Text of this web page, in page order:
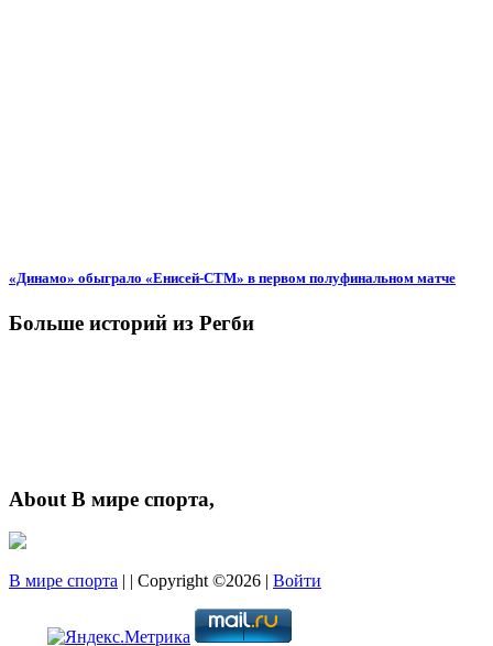
«Динамо» обыграло «Енисей-СТМ» в первом полуфинальном матче
Больше историй из Регби
About В мире спорта,
В мире спорта | | Copyright ©2026 | Войти